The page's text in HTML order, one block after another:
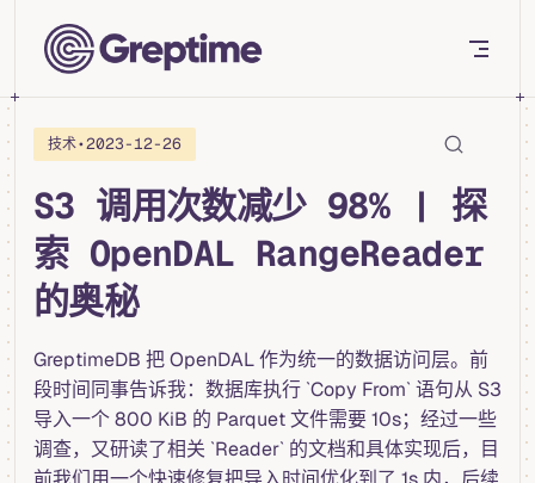
Skip to content
技术•2023-12-26
S3 调用次数减少 98% | 探
索 OpenDAL RangeReader
的奥秘
GreptimeDB 把 OpenDAL 作为统一的数据访问层。前
段时间同事告诉我：数据库执行 `Copy From` 语句从 S3
导入一个 800 KiB 的 Parquet 文件需要 10s；经过一些
调查，又研读了相关 `Reader` 的文档和具体实现后，目